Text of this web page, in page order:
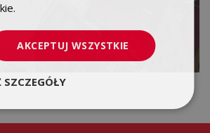
AKCEPTUJ WSZYSTKIE
SZCZEGÓŁY